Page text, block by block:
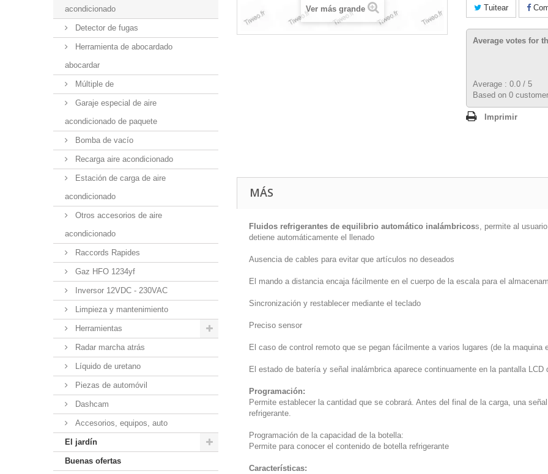
acondicionado
Detector de fugas
Herramienta de abocardado
abocardar
Múltiple de
Garaje especial de aire
acondicionado de paquete
Bomba de vacío
Recarga aire acondicionado
Estación de carga de aire
acondicionado
Otros accesorios de aire
acondicionado
Raccords Rapides
Gaz HFO 1234yf
Inversor 12VDC - 230VAC
Limpieza y mantenimiento
Herramientas
Radar marcha atrás
Líquido de uretano
Piezas de automóvil
Dashcam
Accesorios, equipos, auto
El jardín
Buenas ofertas
Ver más grande Tuitear
Average votes for
Average : 0.0 / 5
Based on 0
Imprimir
MÁS
Fluidos refrigerantes de equilibrio automático inalámbricoss, permite al
detiene automáticamente el llenado
Ausencia de cables para evitar que artículos no deseados
El mando a distancia encaja fácilmente en el cuerpo de la escala para el
Sincronización y restablecer mediante el teclado
Preciso sensor
El caso de control remoto que se pegan fácilmente a varios lugares (de la maquina
El estado de batería y señal inalámbrica aparece continuamente en la pantalla LCD
Programación:
Permite establecer la cantidad que se cobrará. Antes del final de la carga, una
refrigerante.
Programación de la capacidad de la botella:
Permite para conocer el contenido de botella refrigerante
Características: